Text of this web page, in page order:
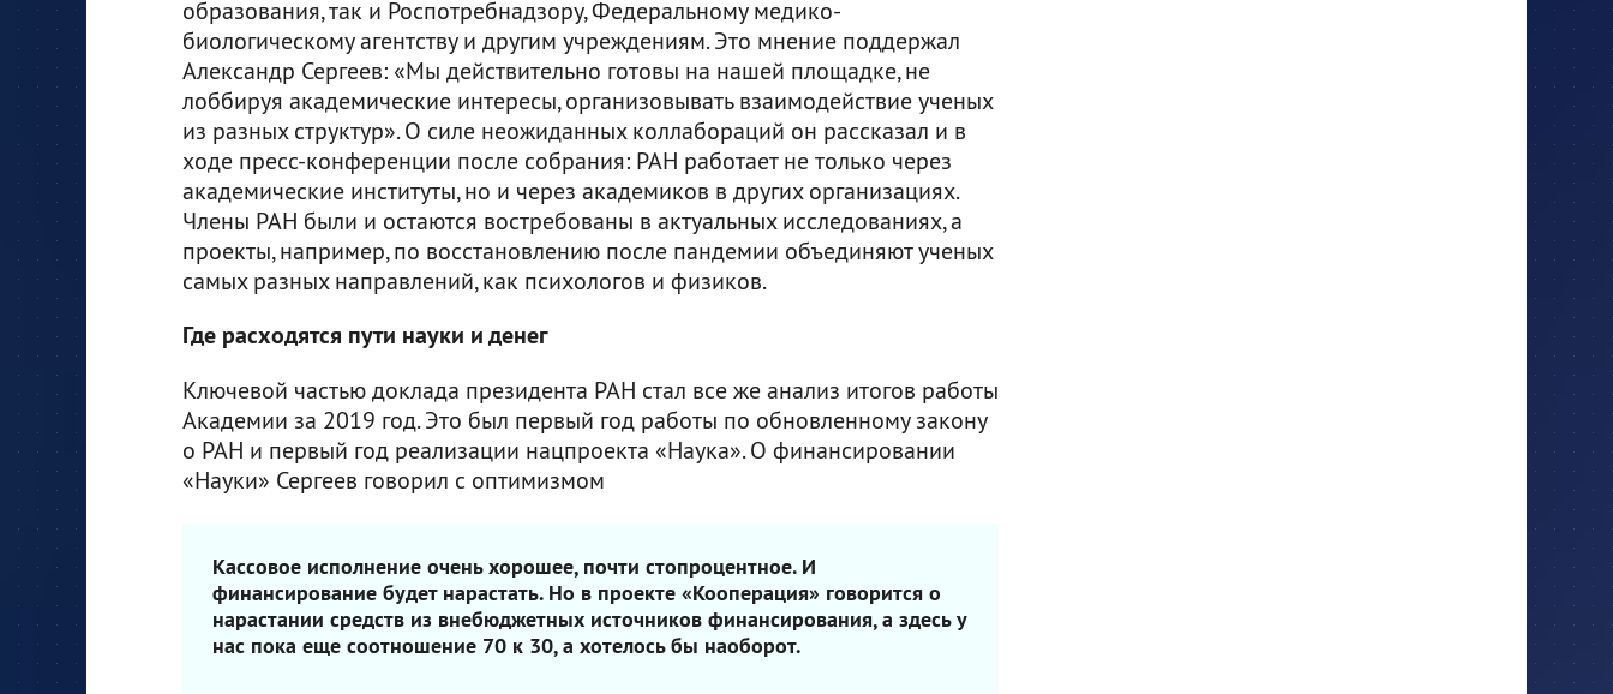
образования, так и Роспотребнадзору, Федеральному медико-
биологическому агентству и другим учреждениям. Это мнение поддержал
Александр Сергеев: «Мы действительно готовы на нашей площадке, не
лоббируя академические интересы, организовывать взаимодействие ученых
из разных структур». О силе неожиданных коллабораций он рассказал и в
ходе пресс-конференции после собрания: РАН работает не только через
академические институты, но и через академиков в других организациях.
Члены РАН были и остаются востребованы в актуальных исследованиях, а
проекты, например, по восстановлению после пандемии объединяют ученых
самых разных направлений, как психологов и физиков.
Где расходятся пути науки и денег
Ключевой частью доклада президента РАН стал все же анализ итогов работы
Академии за 2019 год. Это был первый год работы по обновленному закону
о РАН и первый год реализации нацпроекта «Наука». О финансировании
«Науки» Сергеев говорил с оптимизмом
Кассовое исполнение очень хорошее, почти стопроцентное. И
финансирование будет нарастать. Но в проекте «Кооперация» говорится о
нарастании средств из внебюджетных источников финансирования, а здесь у
нас пока еще соотношение 70 к 30, а хотелось бы наоборот.